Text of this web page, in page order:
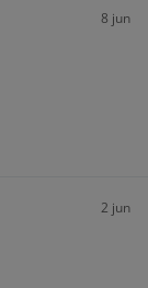
8 jun
2 jun